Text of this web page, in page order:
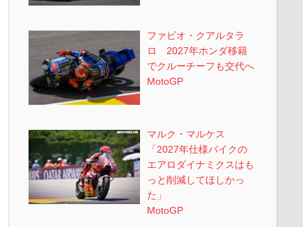
ファビオ・クアルタラ
ロ 2027年ホンダ移籍
でクルーチーフも交代へ
MotoGP
マルク・マルケス
「2027年仕様バイクの
エアロダイナミクスはも
っと削減してほしかっ
た」
MotoGP